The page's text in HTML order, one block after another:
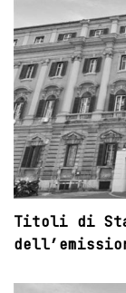
Titoli di